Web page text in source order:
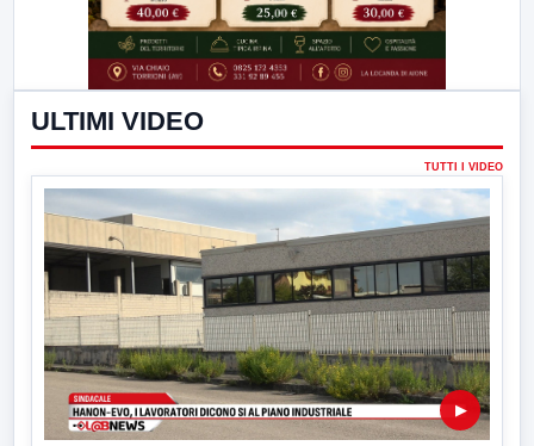
ULTIMI VIDEO
TUTTI I VIDEO
▶